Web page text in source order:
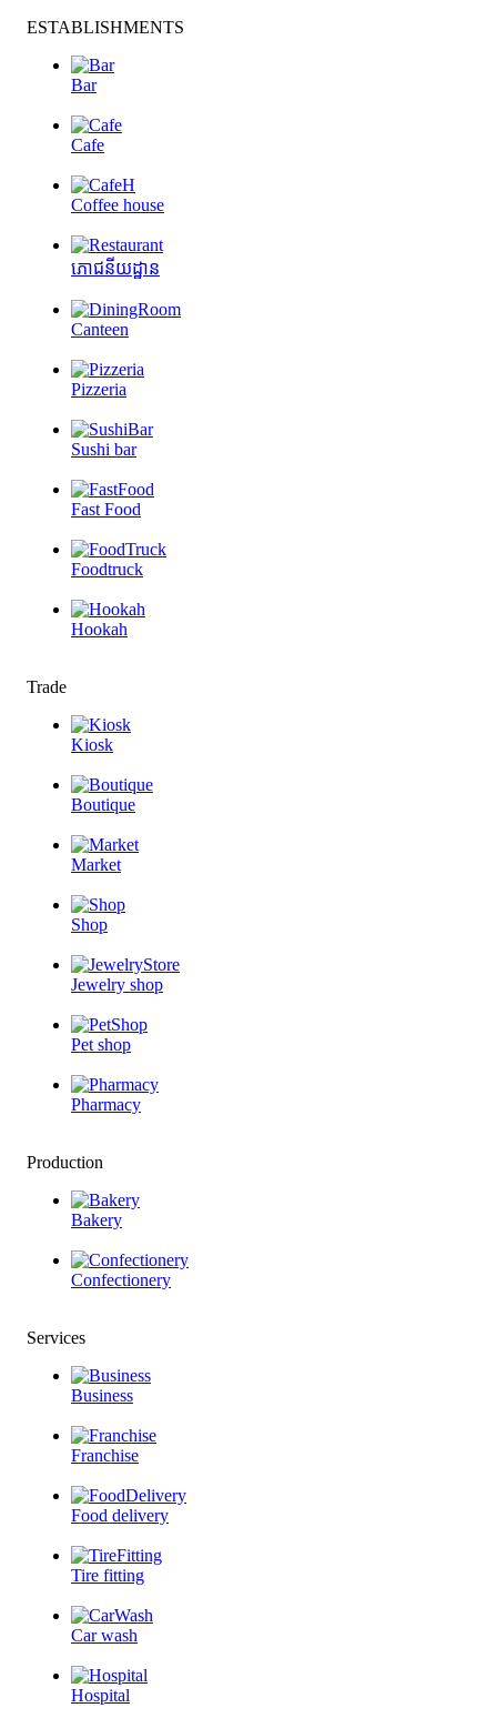
ESTABLISHMENTS
Bar
Cafe
Coffee house
ភោជនីយដ្ឋាន
Canteen
Pizzeria
Sushi bar
Fast Food
Foodtruck
Hookah
Trade
Kiosk
Boutique
Market
Shop
Jewelry shop
Pet shop
Pharmacy
Production
Bakery
Confectionery
Services
Business
Franchise
Food delivery
Tire fitting
Car wash
Hospital